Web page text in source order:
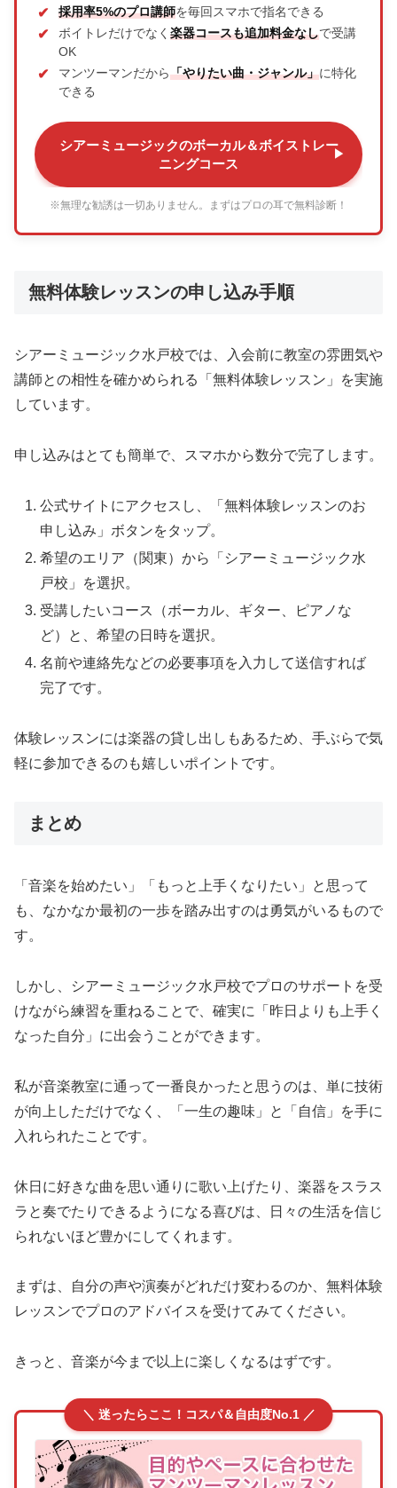
採用率5%のプロ講師を毎回スマホで指名できる
ボイトレだけでなく 楽器コースも追加料金なしで受講
OK
マンツーマンだから「やりたい曲・ジャンル」に特化
できる
シアーミュージックのボーカル＆ボイストレー
ニングコース
※無理な勧誘は一切ありません。まずはプロの耳で無料診断！
無料体験レッスンの申し込み手順
シアーミュージック水戸校では、入会前に教室の雰囲気や
講師との相性を確かめられる「無料体験レッスン」を実施
しています。
申し込みはとても簡単で、スマホから数分で完了します。
公式サイトにアクセスし、「無料体験レッスンのお
申し込み」ボタンをタップ。
希望のエリア（関東）から「シアーミュージック水
戸校」を選択。
受講したいコース（ボーカル、ギター、ピアノな
ど）と、希望の日時を選択。
名前や連絡先などの必要事項を入力して送信すれば
完了です。
体験レッスンには楽器の貸し出しもあるため、手ぶらで気
軽に参加できるのも嬉しいポイントです。
まとめ
「音楽を始めたい」「もっと上手くなりたい」と思って
も、なかなか最初の一歩を踏み出すのは勇気がいるもので
す。
しかし、シアーミュージック水戸校でプロのサポートを受
けながら練習を重ねることで、確実に「昨日よりも上手く
なった自分」に出会うことができます。
私が音楽教室に通って一番良かったと思うのは、単に技術
が向上しただけでなく、「一生の趣味」と「自信」を手に
入れられたことです。
休日に好きな曲を思い通りに歌い上げたり、楽器をスラス
ラと奏でたりできるようになる喜びは、日々の生活を信じ
られないほど豊かにしてくれます。
まずは、自分の声や演奏がどれだけ変わるのか、無料体験
レッスンでプロのアドバイスを受けてみてください。
きっと、音楽が今まで以上に楽しくなるはずです。
＼ 迷ったらここ！コスパ＆自由度No.1 ／